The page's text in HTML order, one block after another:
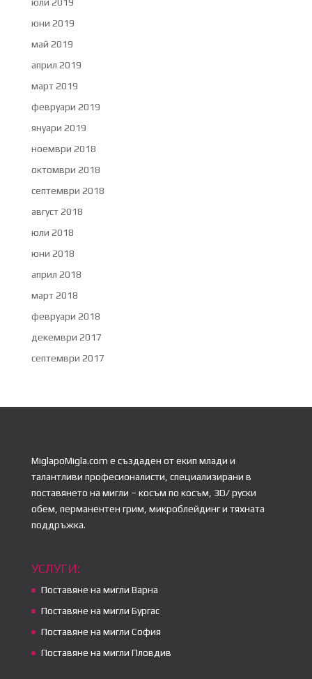
юли 2019
юни 2019
май 2019
април 2019
март 2019
февруари 2019
януари 2019
ноември 2018
октомври 2018
септември 2018
август 2018
юли 2018
юни 2018
април 2018
март 2018
февруари 2018
декември 2017
септември 2017
MiglapoMigla.com е създаден от екип млади и
талантливи професионалисти, специализирани в
поставянето на мигли – косъм по косъм, 3D/ руски
обем, перманентен грим, микроблейдинг и тяхната
поддръжка.
УСЛУГИ:
Поставяне на мигли Варна
Поставяне на мигли Бургас
Поставяне на мигли София
Поставяне на мигли Пловдив